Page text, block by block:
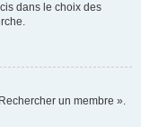
dans le choix des
un membre ».